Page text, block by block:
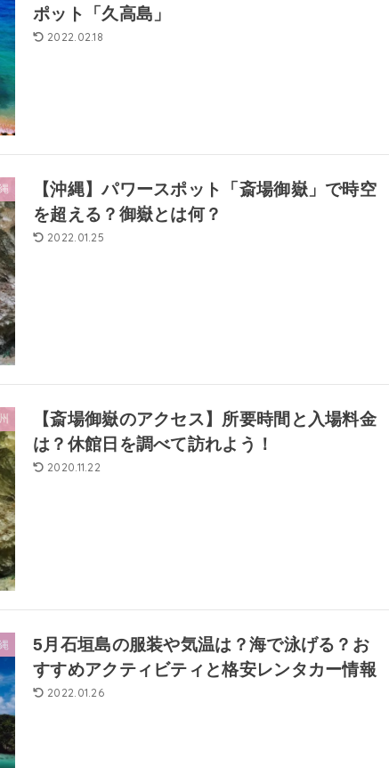
ポット「久高島」
2022.02.18
【沖縄】パワースポット「斎場御嶽」で時空
を超える？御嶽とは何？
2022.01.25
【斎場御嶽のアクセス】所要時間と入場料金
は？休館日を調べて訪れよう！
2020.11.22
5月石垣島の服装や気温は？海で泳げる？お
すすめアクティビティと格安レンタカー情報
2022.01.26